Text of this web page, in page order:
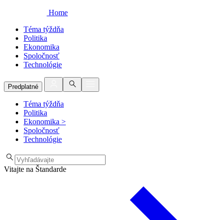
Home
Téma týždňa
Politika
Ekonomika
Spoločnosť
Technológie
Predplatné
Téma týždňa
Politika
Ekonomika >
Spoločnosť
Technológie
Vitajte na Štandarde